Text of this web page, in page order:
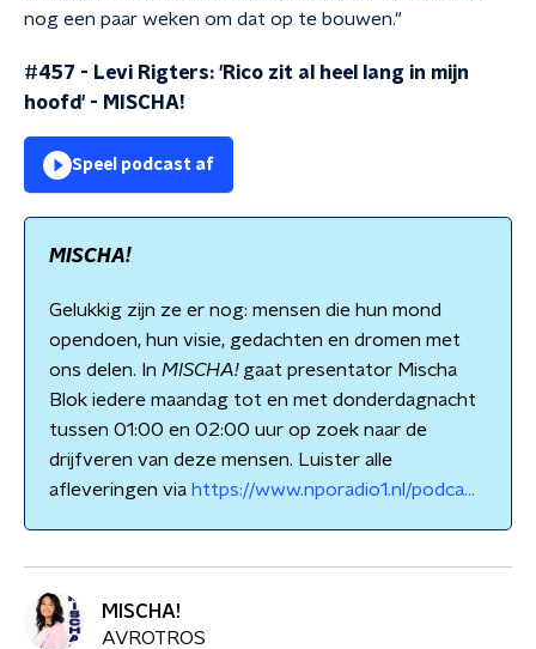
nog een paar weken om dat op te bouwen."
#457 - Levi Rigters: 'Rico zit al heel lang in mijn
hoofd' - MISCHA!
Speel podcast af
MISCHA!
Gelukkig zijn ze er nog: mensen die hun mond
opendoen, hun visie, gedachten en dromen met
ons delen. In MISCHA!gaat presentator Mischa
Blok iedere maandag tot en met donderdagnacht
tussen 01:00 en 02:00 uur op zoek naar de
drijfveren van deze mensen. Luister alle
afleveringen via https://www.nporadio1.nl/podca...
MISCHA!
AVROTROS